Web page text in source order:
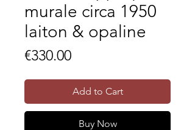
murale circa 1950
laiton & opaline
€330.00Price
Add to Cart
Buy Now